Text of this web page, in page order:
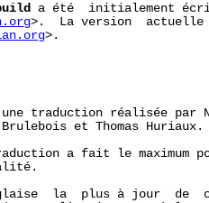
a été  initialement
>.  La version
>.
traduction réalisée par
et Thomas Huriaux.
a fait le maximum
la  plus à jour  de